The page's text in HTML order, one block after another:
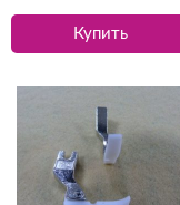
Купить